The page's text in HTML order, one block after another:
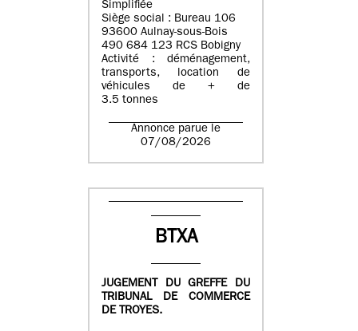
Simplifiée
Siège social : Bureau 106
93600 Aulnay-sous-Bois
490 684 123 RCS Bobigny
Activité : déménagement,
transports, location de
véhicules de + de
3.5 tonnes
Annonce parue le
07/08/2026
BTXA
JUGEMENT DU GREFFE DU
TRIBUNAL DE COMMERCE
DE TROYES.